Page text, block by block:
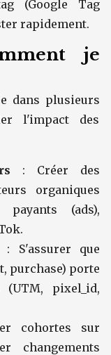
(Google Tag
rapidement.
je
dans plusieurs
l'impact des
: Créer des
organiques
(ads),
: S'assurer que
purchase) porte
(UTM, pixel_id,
cohortes sur
changements